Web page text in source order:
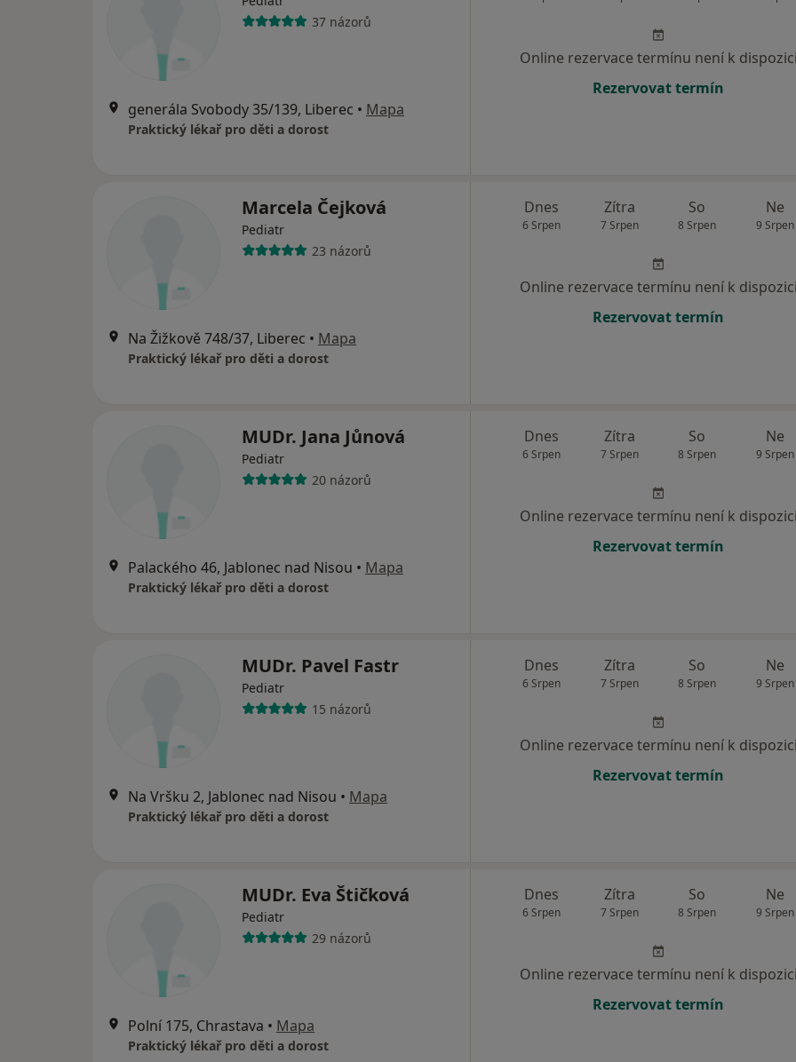
37 názorů
generála Svobody 35/139, Liberec • Mapa
Praktický lékař pro děti a dorost
Online rezervace termínu není k dispozici
Rezervovat termín
Marcela Čejková
Pediatr
23 názorů
Na Žižkově 748/37, Liberec • Mapa
Praktický lékař pro děti a dorost
Dnes
6 Srpen
Zítra
7 Srpen
So
8 Srpen
Ne
9 Srpen
Online rezervace termínu není k dispozici
Rezervovat termín
MUDr. Jana Jůnová
Pediatr
20 názorů
Palackého 46, Jablonec nad Nisou • Mapa
Praktický lékař pro děti a dorost
Dnes
6 Srpen
Zítra
7 Srpen
So
8 Srpen
Ne
9 Srpen
Online rezervace termínu není k dispozici
Rezervovat termín
MUDr. Pavel Fastr
Pediatr
15 názorů
Na Vršku 2, Jablonec nad Nisou • Mapa
Praktický lékař pro děti a dorost
Dnes
6 Srpen
Zítra
7 Srpen
So
8 Srpen
Ne
9 Srpen
Online rezervace termínu není k dispozici
Rezervovat termín
MUDr. Eva Štičková
Pediatr
29 názorů
Polní 175, Chrastava • Mapa
Praktický lékař pro děti a dorost
Dnes
6 Srpen
Zítra
7 Srpen
So
8 Srpen
Ne
9 Srpen
Online rezervace termínu není k dispozici
Rezervovat termín